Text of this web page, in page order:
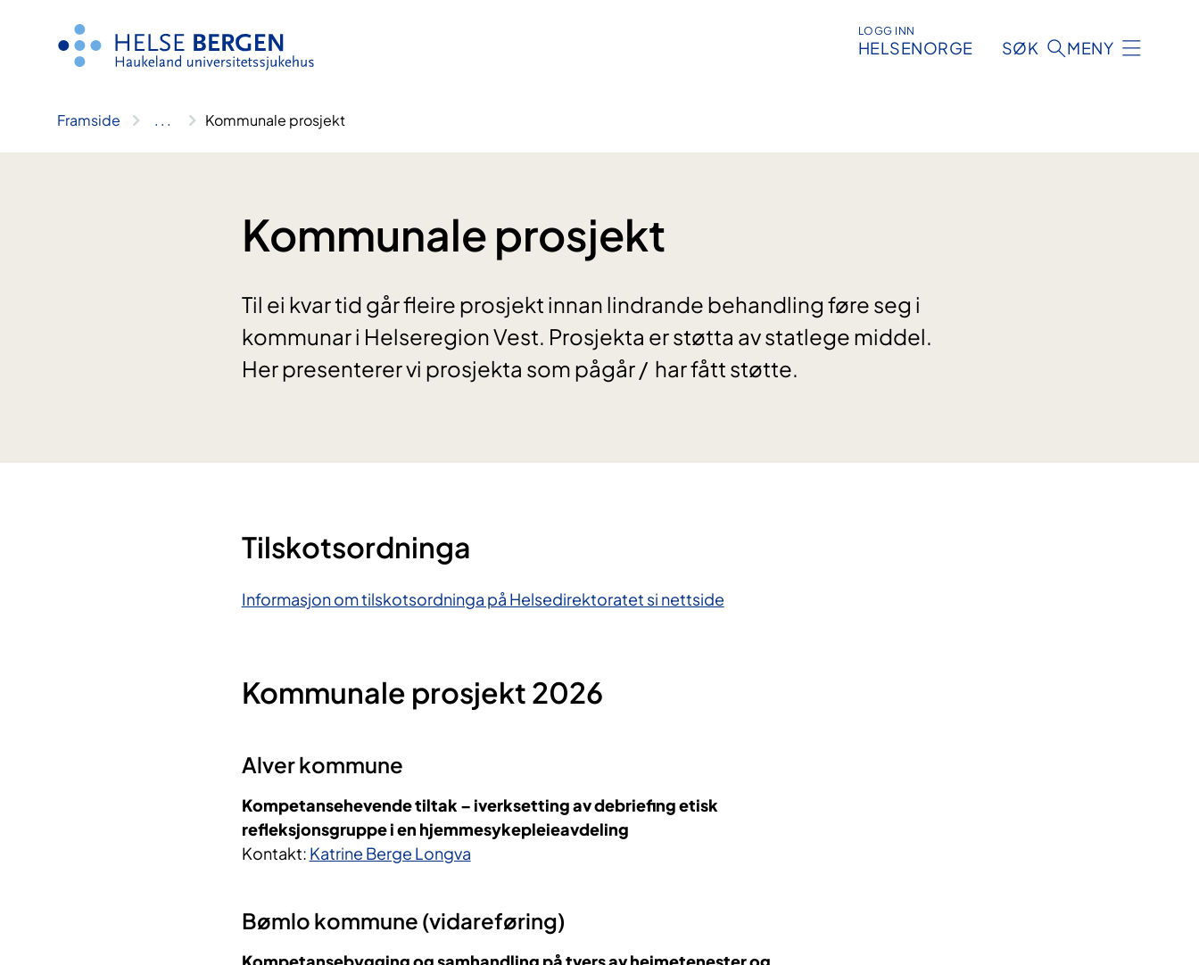
LOGG INN
HELSENORGE SØK MENY
Framside .. . Kommunale prosjekt
Kommunale prosjekt
Til ei kvar tid går fleire prosjekt innan lindrande behandling føre seg i
kommunar i Helseregion Vest. Prosjekta er støtta av statlege middel.
Her presenterer vi prosjekta som pågår / har fått støtte.
Tilskotsordninga
Informasjon om tilskotsordninga på Helsedirektoratet si nettside
Kommunale prosjekt 2026
Alver kommune
Kompetansehevende tiltak – iverksetting av debriefing etisk
refleksjonsgruppe i en hjemmesykepleieavdeling
Kontakt: Katrine Berge Longva
Bømlo kommune (vidareføring)